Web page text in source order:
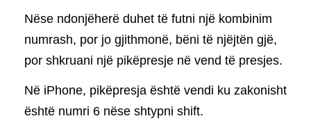
Nëse ndonjëherë duhet të futni një kombinim
numrash, por jo gjithmonë, bëni të njëjtën gjë,
por shkruani një pikëpresje në vend të presjes.
Në iPhone, pikëpresja është vendi ku zakonisht
është numri 6 nëse shtypni shift.